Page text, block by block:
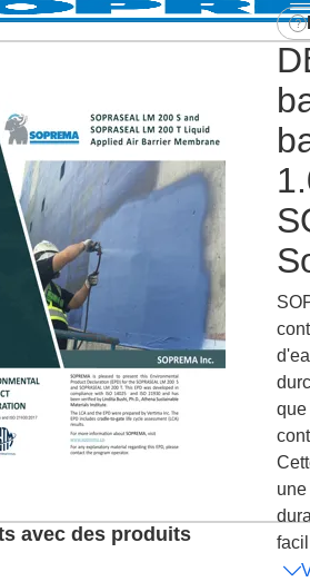
avec des produits
que